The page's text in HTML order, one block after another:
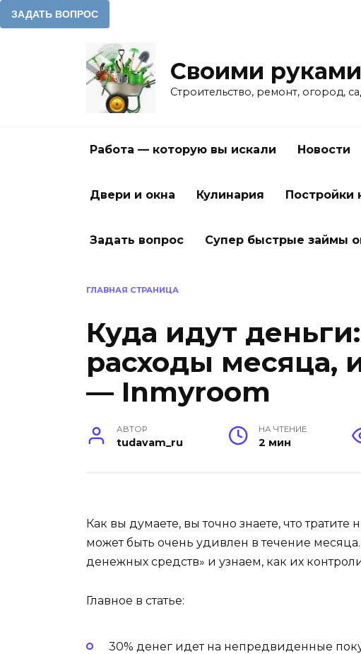
Своими руками
Строительство, ремонт, огород,
Работа — которую вы искали Новости
Двери и окна Кулинария Постройки
Задать вопрос Супер быстрые займы
ГЛАВНАЯ СТРАНИЦА
Куда идут
расходы месяца,
— Inmyroom
АВТОР
tudavam_ru
НА ЧТЕНИЕ
2 мин
Как вы думаете, вы точно знаете, что
может быть очень удивлен в течение
денежных средств» и узнаем, как их
Главное в статье:
30% денег идет на непредвиденные